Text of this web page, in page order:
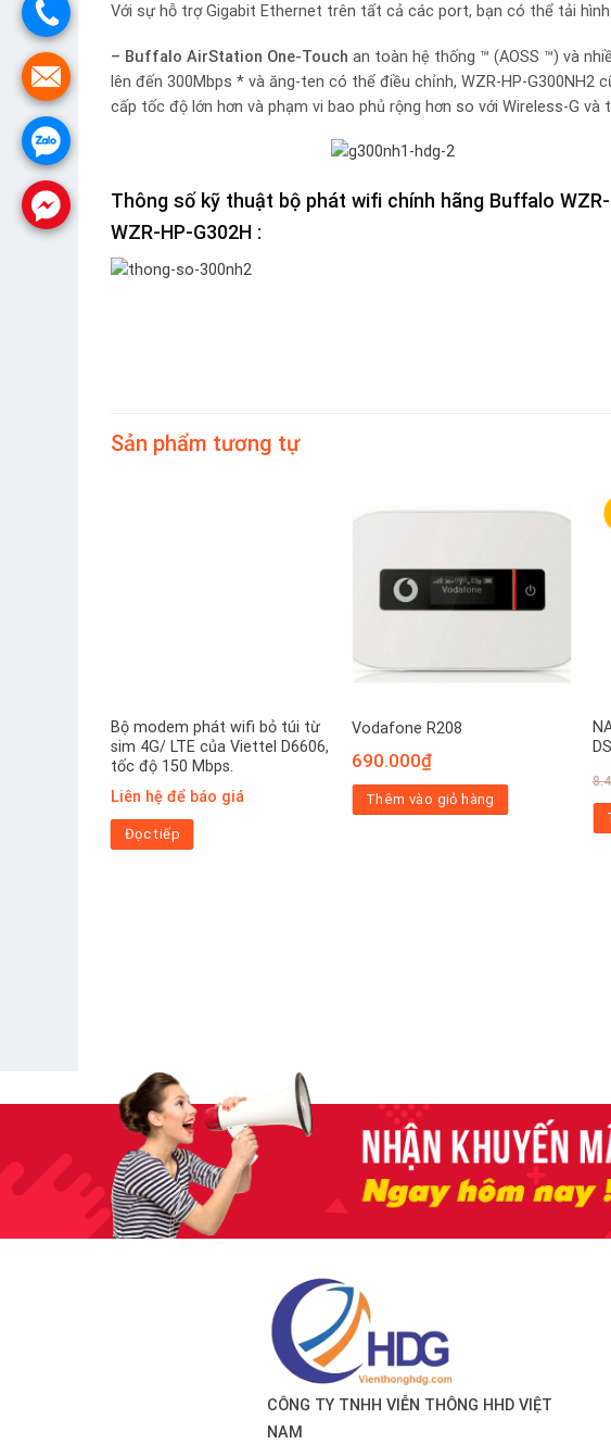
Với sự hỗ trợ Gigabit Ethernet trên tất cả các port, bạn có thể tải
– Buffalo AirStation One-Touch an toàn hệ thống ™ (AOSS ™) và
lên đến 300Mbps * và ăng-ten có thể điều chỉnh, WZR-HP-G300NH2
cấp tốc độ lớn hơn và phạm vi bao phủ rộng hơn so với Wireless-G
Thông số kỹ thuật bộ phát wifi chính hãng Buffalo WZR-
WZR-HP-G302H :
Sản phẩm tương tự
Bộ modem phát wifi bỏ túi từ
sim 4G/ LTE của Viettel D6606,
tốc độ 150 Mbps.
Liên hệ để báo giá
Đọc tiếp
Vodafone R208
690.000₫
Thêm vào giỏ hàng
2.300.000₫.
CÔNG TY TNHH VIỄN THÔNG HHD VIỆT
NAM